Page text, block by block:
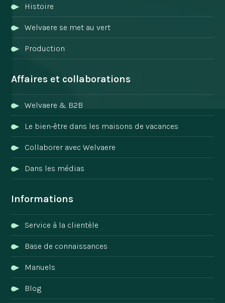
Histoire
Welvaere se met au vert
Production
Affaires et collaborations
Welvaere & B2B
Le bien-être dans les maisons de vacances
Collaborer avec Welvaere
Dans les médias
Informations
Service à la clientèle
Base de connaissances
Manuels
Blog